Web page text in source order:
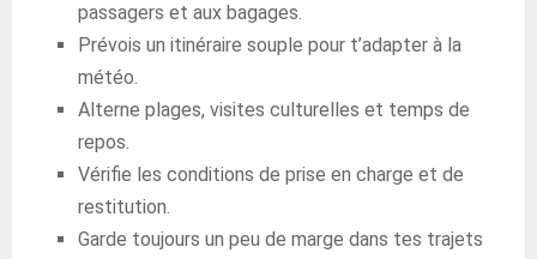
passagers et aux bagages.
Prévois un itinéraire souple pour t’adapter à la
météo.
Alterne plages, visites culturelles et temps de
repos.
Vérifie les conditions de prise en charge et de
restitution.
Garde toujours un peu de marge dans tes trajets